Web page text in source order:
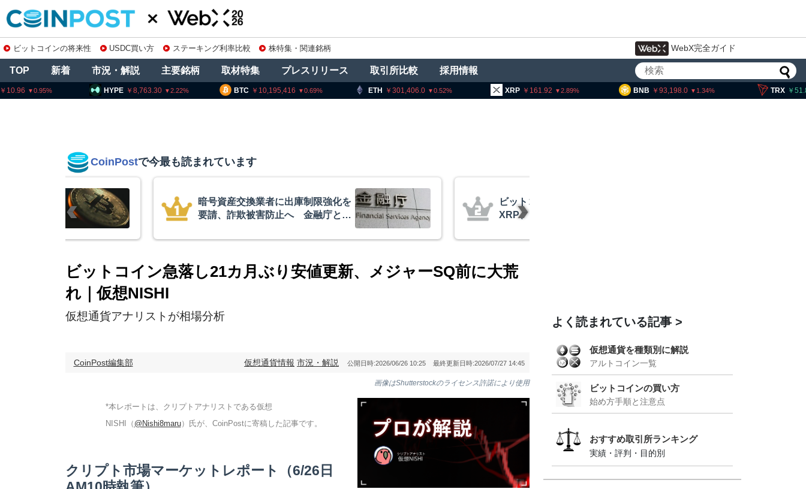
ビットコインの将来性 USDC買い方 ステーキング利率比較 株特集・関連銘柄 WebX完全ガイド
TOP 新着 市況・解説 主要銘柄 取材特集 プレスリリース 取引所比較 採用情報
BTC 10,195,416 0.69 ETH 301,406.0 0.52 XRP 161.92 2.89 BNB 93,198.0 1.34 TRX 51.83
HYPE 8,763.30 2.22
CoinPostで今最も読まれています
暗号資産交換業者に出庫制限強化を
要請、詐欺被害防止へ 金融庁と警
ビットコイン・イーサリアム・
XRP、「弱気相場の最終段階に典型
ビットコイン急落し21カ月ぶり安値更新、メジャーSQ前に大荒
れ｜仮想NISHI
仮想通貨アナリストが相場分析
CoinPost編集部 仮想通貨情報 市況・解説 公開日時:2026/06/26 10:25 最終更新日時:2026/07/27 14:45
画像はShutterstockのライセンス許諾により使用
*本レポートは、クリプトアナリストである仮想
NISHI（ @Nishi8maru）氏が、CoinPostに寄稿した記事です。
クリプト市場マーケットレポート（6/26日
よく読まれている記事
仮想通貨を種類別に解説
アルトコイン一覧
ビットコインの買い方
始め方手順と注意点
おすすめ取引所ランキング
実績・評判・目的別